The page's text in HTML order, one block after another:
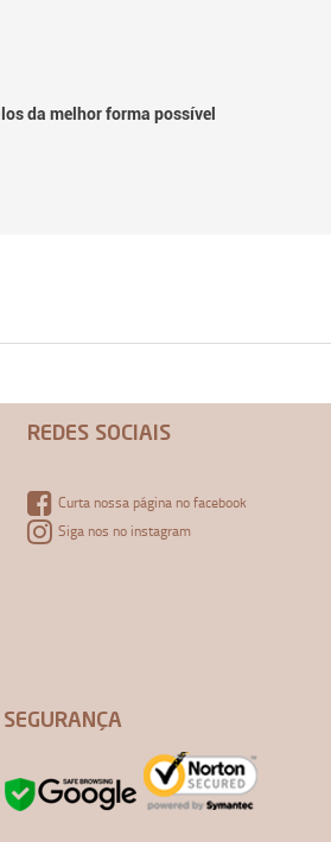
da melhor forma possível
REDES SOCIAIS
Curta nossa página no facebook
Siga nos no instagram
SEGURANÇA